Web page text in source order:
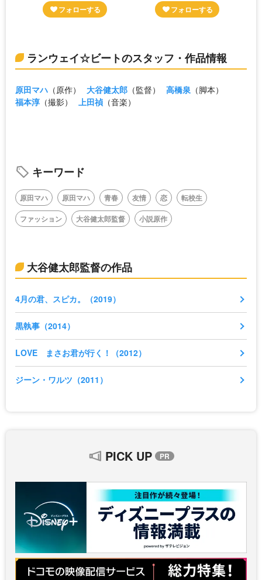
ランウェイ☆ビートのスタッフ・作品情報
原田マハ （原作） 大谷健太郎 （監督） 高橋泉 （脚本）
福本淳（撮影） 上田禎 （音楽）
キーワード
原田マハ 原田マハ 青春 友情 恋
転校生
ファッション
大谷健太郎監督 小説原作
大谷健太郎監督の作品
4月の君、スピカ。（2019）
黒執事（2014）
LOVE まさお君が行く！（2012）
ジーン・ワルツ（2011）
PICK UP